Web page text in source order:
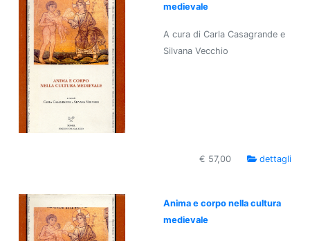
medievale
A cura di Carla Casagrande e
Silvana Vecchio
€ 57,00 dettagli
Anima e corpo nella cultura
medievale